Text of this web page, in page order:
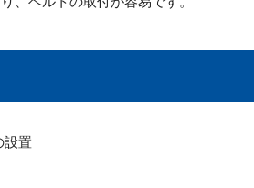
設置